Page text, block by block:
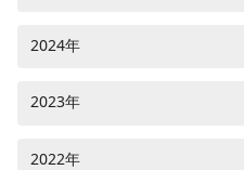
2024年
2023年
2022年